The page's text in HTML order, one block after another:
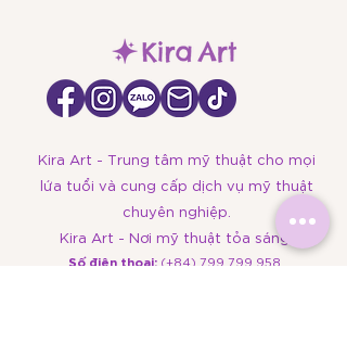
Kira Art - Trung tâm mỹ thuật cho mọi
lứa tuổi và cung cấp dịch vụ mỹ thuật
chuyên nghiệp.
Kira Art - Nơi mỹ thuật tỏa sáng.
​Số điện thoại:(+84) 799 799 958